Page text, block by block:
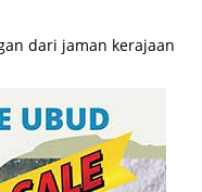
dari jaman kerajaan